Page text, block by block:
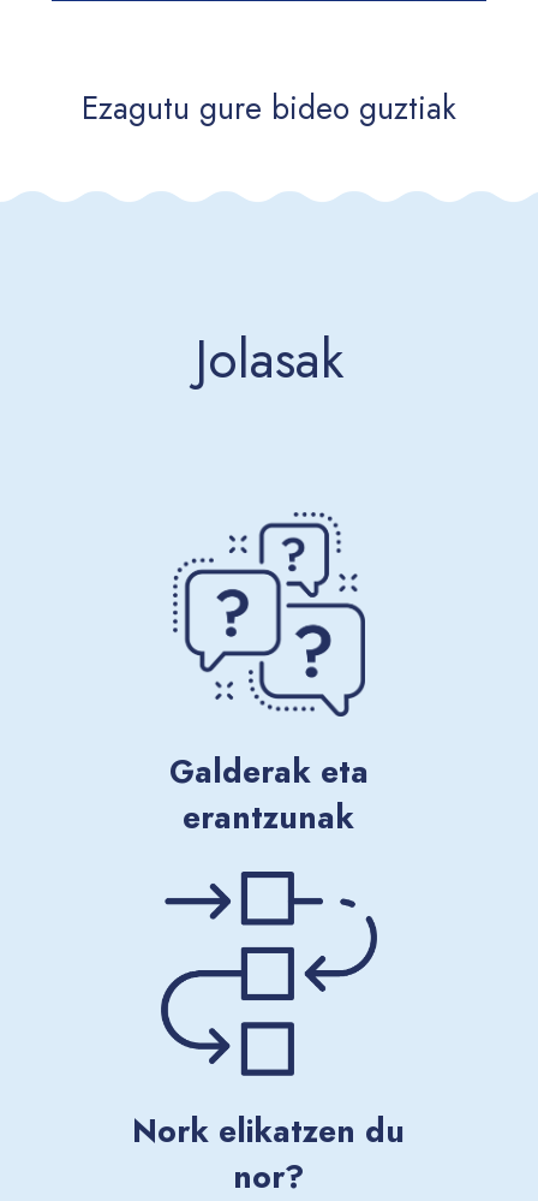
Ezagutu gure bideo guztiak
Jolasak
Galderak eta
erantzunak
Nork elikatzen du
nor?